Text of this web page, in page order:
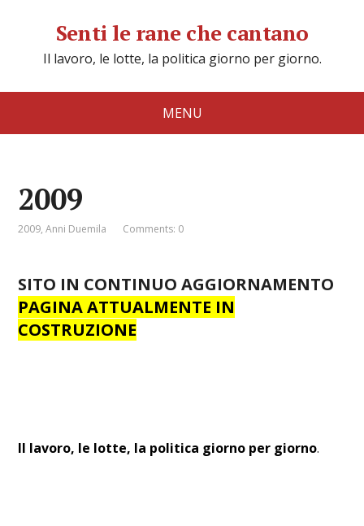
Senti le rane che cantano
Il lavoro, le lotte, la politica giorno per giorno.
MENU
2009
2009,Anni Duemila Comments: 0
SITO IN CONTINUO AGGIORNAMENTO
PAGINA ATTUALMENTE IN
COSTRUZIONE
Il lavoro, le lotte, la politica giorno per giorno.